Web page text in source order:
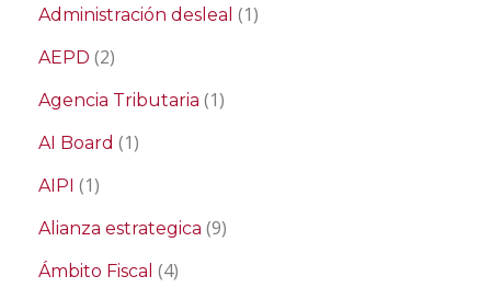
Administración desleal (1)
AEPD (2)
Agencia Tributaria (1)
AI Board (1)
AIPI (1)
Alianza estrategica (9)
Ámbito Fiscal (4)